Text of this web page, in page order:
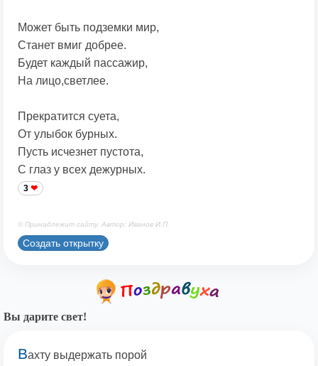
Может быть подземки мир,
Станет вмиг добрее.
Будет каждый пассажир,
На лицо,светлее.
Прекратится суета,
От улыбок бурных.
Пусть исчезнет пустота,
С глаз у всех дежурных.
3
© Принадлежит сайту. Автор: Иванов И.П.
Создать открытку
Вы дарите свет!
Вахту выдержать порой